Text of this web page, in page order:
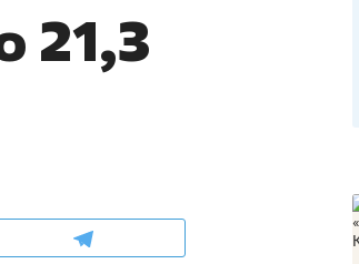
21,3
и
о трехкратном росте цен, дотошных
клиентах и чудных запросах мастеров